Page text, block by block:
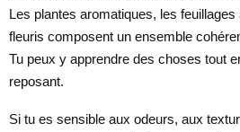
Les plantes aromatiques, les
fleuris composent un ensemble
Tu peux y apprendre des choses tout
reposant.
Si tu es sensible aux odeurs, aux